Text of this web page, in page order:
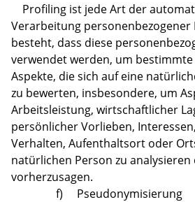
Profiling ist jede Art der
Verarbeitung personenbezogener
besteht, dass diese
verwendet werden, um
Aspekte, die sich auf eine
zu bewerten, insbesondere, um
Arbeitsleistung, wirtschaftlicher
persönlicher Vorlieben,
Verhalten, Aufenthaltsort oder
natürlichen Person zu analysieren
vorherzusagen.
f) Pseudonymisierung